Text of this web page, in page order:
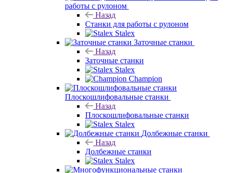
работы с рулоном
Назад
Станки для работы с рулоном
Stalex
Заточные станки
Назад
Заточные станки
Stalex
Champion
Плоскошлифовальные станки
Назад
Плоскошлифовальные станки
Stalex
Долбежные станки
Назад
Долбежные станки
Stalex